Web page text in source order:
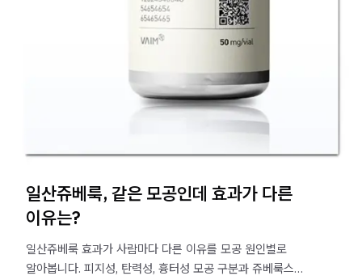
일산쥬베룩, 같은 모공인데 효과가 다른
이유는?
일산쥬베룩 효과가 사람마다 다른 이유를 모공 원인별로
알아봅니다. 피지성, 탄력성, 흉터성 모공 구분과 쥬베룩스킨·